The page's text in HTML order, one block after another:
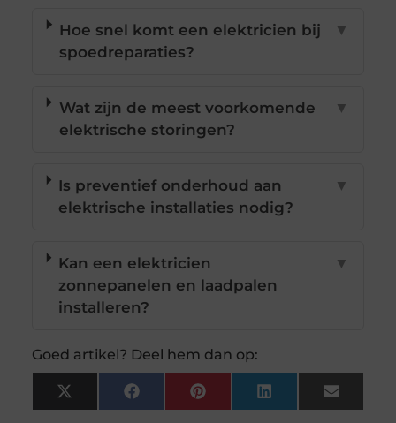
Hoe snel komt een elektricien bij
spoedreparaties?
▼
Wat zijn de meest voorkomende
elektrische storingen?
▼
Is preventief onderhoud aan
elektrische installaties nodig?
▼
Kan een elektricien
zonnepanelen en laadpalen
installeren?
▼
Goed artikel? Deel hem dan op:
X
(Twitter)
FacebookPinterestLinkedInEmail